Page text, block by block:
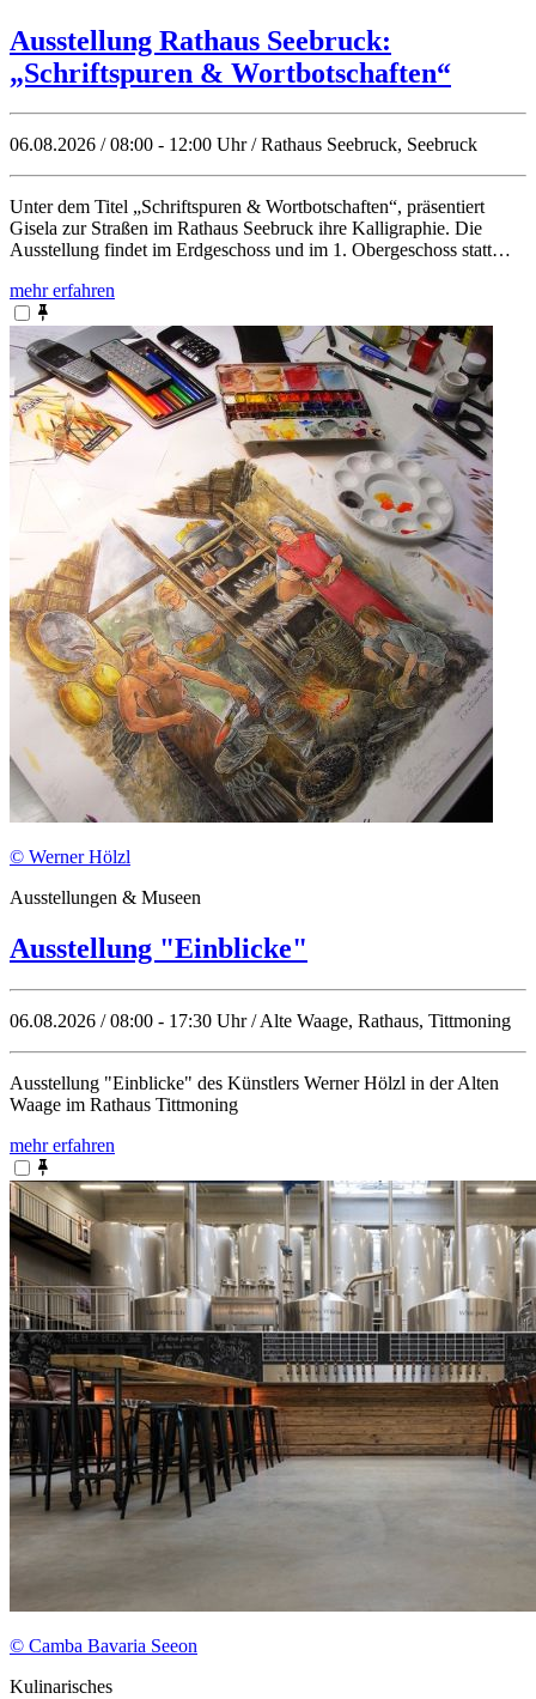
Ausstellung Rathaus Seebruck:
„Schriftspuren & Wortbotschaften“
06.08.2026 / 08:00 - 12:00 Uhr / Rathaus Seebruck, Seebruck
Unter dem Titel „Schriftspuren & Wortbotschaften“, präsentiert
Gisela zur Straßen im Rathaus Seebruck ihre Kalligraphie. Die
Ausstellung findet im Erdgeschoss und im 1. Obergeschoss statt…
mehr erfahren
© Werner Hölzl
Ausstellungen & Museen
Ausstellung "Einblicke"
06.08.2026 / 08:00 - 17:30 Uhr / Alte Waage, Rathaus, Tittmoning
Ausstellung "Einblicke" des Künstlers Werner Hölzl in der Alten
Waage im Rathaus Tittmoning
mehr erfahren
© Camba Bavaria Seeon
Kulinarisches